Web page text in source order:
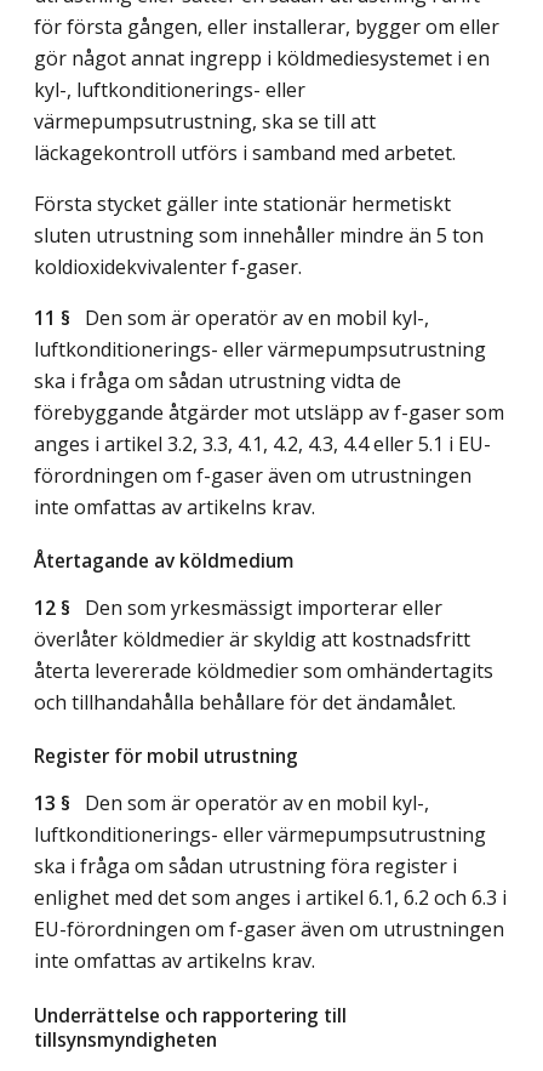
för första gången, eller installerar, bygger om eller
gör något annat ingrepp i köldmediesystemet i en
kyl-, luftkonditionerings- eller
värmepumpsutrustning, ska se till att
läckagekontroll utförs i samband med arbetet.
Första stycket gäller inte stationär hermetiskt
sluten utrustning som innehåller mindre än 5 ton
koldioxidekvivalenter f-gaser.
11 § Den som är operatör av en mobil kyl-,
luftkonditionerings- eller värmepumpsutrustning
ska i fråga om sådan utrustning vidta de
förebyggande åtgärder mot utsläpp av f-gaser som
anges i artikel 3.2, 3.3, 4.1, 4.2, 4.3, 4.4 eller 5.1 i EU-
förordningen om f-gaser även om utrustningen
inte omfattas av artikelns krav.
Återtagande av köldmedium
12 § Den som yrkesmässigt importerar eller
överlåter köldmedier är skyldig att kostnadsfritt
återta levererade köldmedier som omhändertagits
och tillhandahålla behållare för det ändamålet.
Register för mobil utrustning
13 § Den som är operatör av en mobil kyl-,
luftkonditionerings- eller värmepumpsutrustning
ska i fråga om sådan utrustning föra register i
enlighet med det som anges i artikel 6.1, 6.2 och 6.3 i
EU-förordningen om f-gaser även om utrustningen
inte omfattas av artikelns krav.
Underrättelse och rapportering till
tillsynsmyndigheten